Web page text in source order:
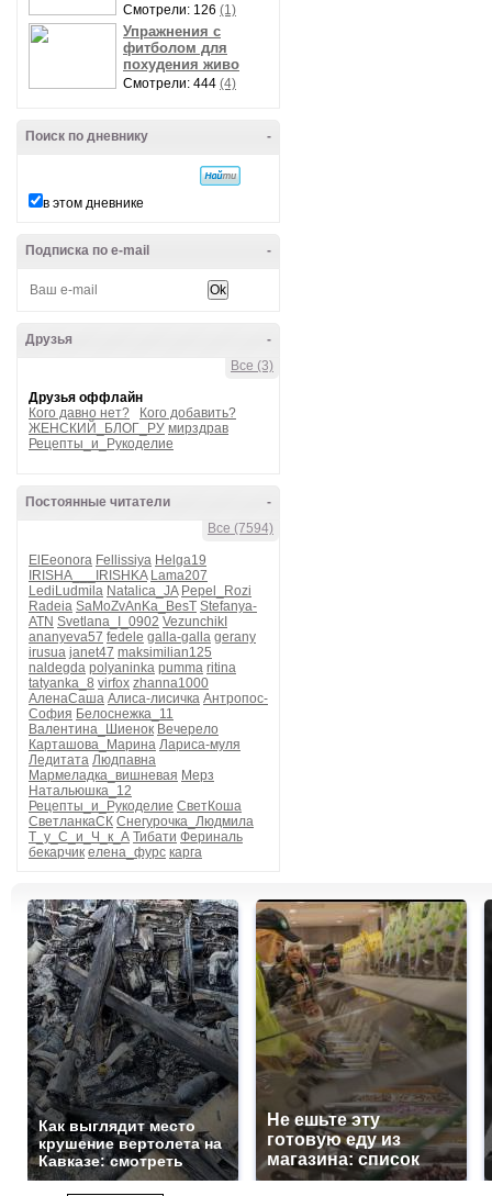
Смотрели: 126 (1)
Упражнения с
фитболом для
похудения живо
Смотрели: 444 (4)
-
Поиск по дневнику
в этом дневнике
-
Подписка по e-mail
-
Друзья
Все (3)
Друзья оффлайн
Кого давно нет?
Кого добавить?
ЖЕНСКИЙ_БЛОГ_РУ мирздрав
Рецепты_и_Рукоделие
-
Постоянные читатели
Все (7594)
ElEeonora Fellissiya Helga19
IRISHA___IRISHKA Lama207
LediLudmila Natalica_JA Pepel_Rozi
Radeia SaMoZvAnKa_BesT Stefanya-
ATN Svetlana_I_0902 VezunchikI
ananyeva57 fedele galla-galla gerany
irusua janet47 maksimilian125
naldegda polyaninka pumma ritina
tatyanka_8 virfox zhanna1000
АленаСаша Алиса-лисичка Антропос-
София Белоснежка_11
Валентина_Шиенок Вечерело
Карташова_Марина Лариса-муля
Ледитата Людпавна
Мармеладка_вишневая Мерз
Натальюшка_12
Рецепты_и_Рукоделие СветКоша
СветланкаСК Снегурочка_Людмила
Т_у_С_и_Ч_к_А Тибати Фериналь
бекарчик елена_фурс карга
Как выглядит место
крушение вертолета на
Кавказе: смотреть
Не ешьте эту
готовую еду из
магазина: список